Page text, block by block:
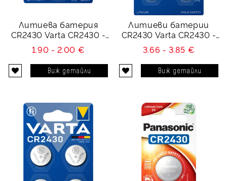
Литиева батерия
CR2430 Varta CR2430 -
3V
1.90 - 2.00 €
Виж детайли
Литиеви батерии
CR2430 Varta CR2430 -
3V
3.66 - 3.85 €
Виж детайли